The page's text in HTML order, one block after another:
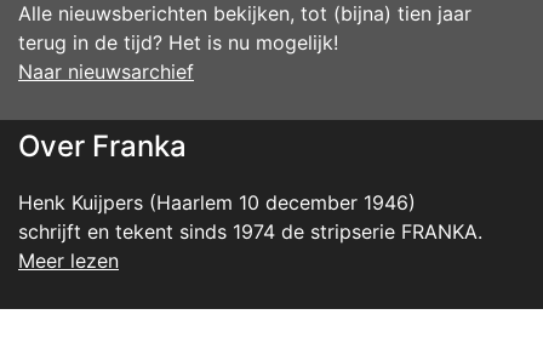
Alle nieuwsberichten bekijken, tot (bijna) tien jaar
terug in de tijd? Het is nu mogelijk!
Naar nieuwsarchief
Over Franka
Henk Kuijpers (Haarlem 10 december 1946)
schrijft en tekent sinds 1974 de stripserie FRANKA.
Meer lezen